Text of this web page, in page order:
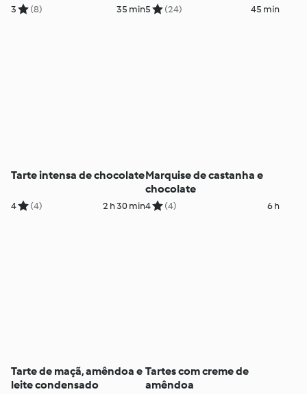
3 (8) 35 min5 (24) 45 min
Tarte intensa de chocolate
4 (4) 2 h 30 min
Marquise de castanha e
chocolate
4 (4) 6 h
Tarte de maçã, amêndoa e
leite condensado
Tartes com creme de
amêndoa